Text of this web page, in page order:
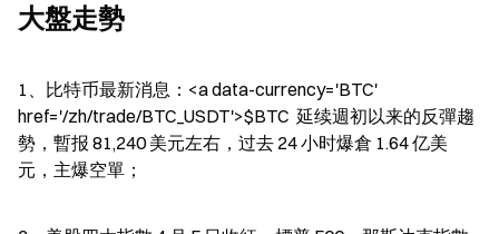
大盤走勢
1、比特币最新消息：<a data-currency='BTC'
href='/zh/trade/BTC_USDT'>$BTC  延续週初以来的反彈趨
勢，暫报 81,240 美元左右，过去 24 小时爆倉 1.64 亿美
元，主爆空單；